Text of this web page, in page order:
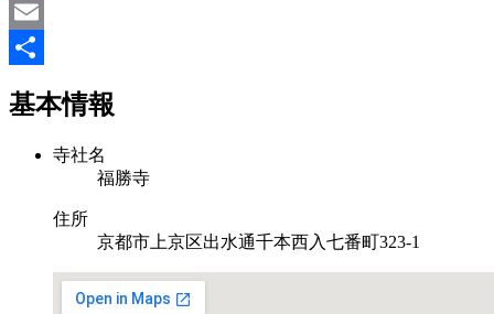
Hatena
Email
有
基本情報
寺社名
福勝寺
住所
京都市上京区出水通千本西入七番町323-1